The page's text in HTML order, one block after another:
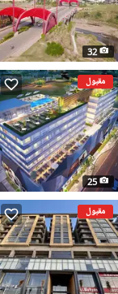
32
مقبول
25
مقبول